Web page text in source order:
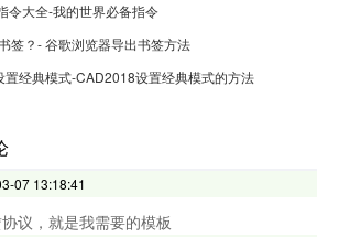
令大全-我的世界必备指令
签？- 谷歌浏览器导出书签方法
经典模式-CAD2018设置经典模式的方法
07 13:18:41
议，就是我需要的模板